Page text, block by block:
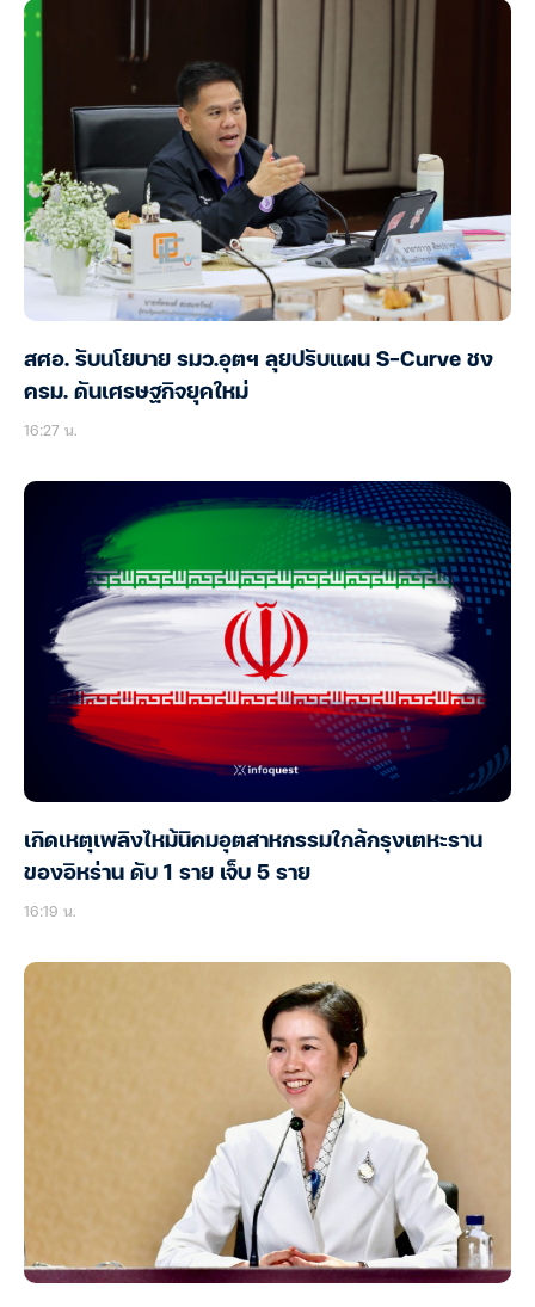
สศอ. รับนโยบาย รมว.อุตฯ ลุยปรับแผน S-Curve ชง
ครม. ดันเศรษฐกิจยุคใหม่
16:27 น.
เกิดเหตุเพลิงไหม้นิคมอุตสาหกรรมใกล้กรุงเตหะราน
ของอิหร่าน ดับ 1 ราย เจ็บ 5 ราย
16:19 น.